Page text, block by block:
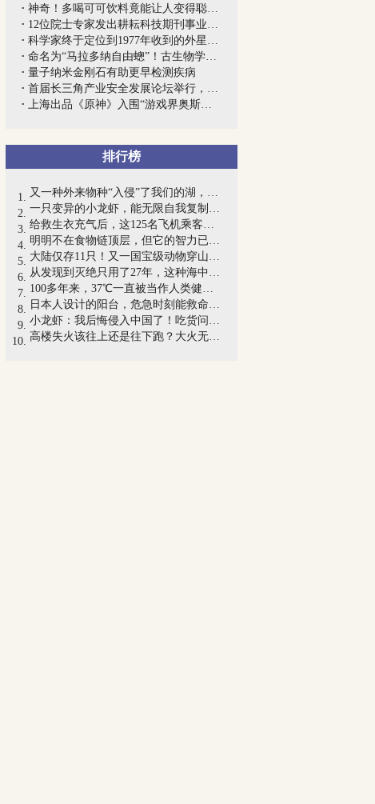
神奇！多喝可可饮料竟能让人变得聪明？
12位院士专家发出耕耘科技期刊事业倡议
科学家终于定位到1977年收到的外星人信号...
命名为“马拉多纳自由蟌”！古生物学家致...
量子纳米金刚石有助更早检测疾病
首届长三角产业安全发展论坛举行，首期《...
上海出品《原神》入围“游戏界奥斯卡”，...
排行榜
又一种外来物种“入侵”了我们的湖，能...
一只变异的小龙虾，能无限自我复制，25年...
给救生衣充气后，这125名飞机乘客竟提早...
明明不在食物链顶层，但它的智力已高到令...
大陆仅存11只！又一国宝级动物穿山甲被宣...
从发现到灭绝只用了27年，这种海中巨兽经...
100多年来，37℃一直被当作人类健康的体...
日本人设计的阳台，危急时刻能救命！网友...
小龙虾：我后悔侵入中国了！吃货问：它吃...
高楼失火该往上还是往下跑？大火无情，知...